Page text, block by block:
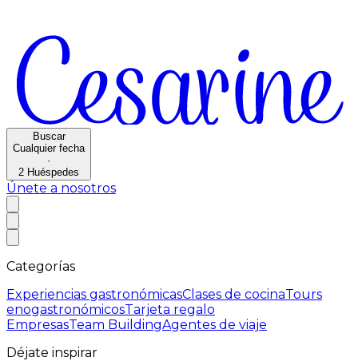
Buscar
Cualquier fecha
·
2 Huéspedes
Únete a nosotros
Categorías
Experiencias gastronómicasClases de cocinaTours
enogastronómicosTarjeta regalo
EmpresasTeam BuildingAgentes de viaje
Déjate inspirar